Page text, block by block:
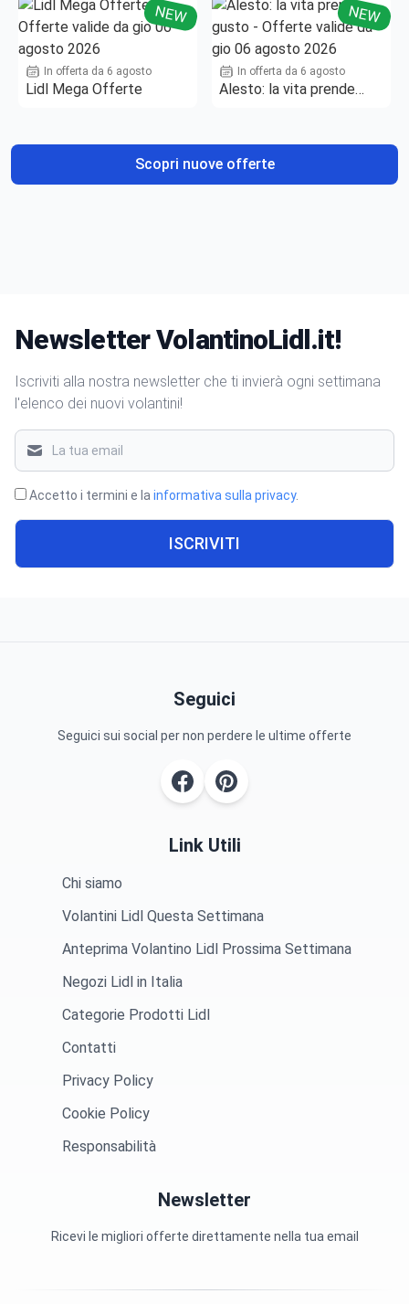
NEW
In offerta da 6 agosto
Lidl Mega Offerte
NEW
In offerta da 6 agosto
Alesto: la vita prende
Scopri nuove offerte
Newsletter VolantinoLidl.it!
Iscriviti alla nostra newsletter che ti invierà ogni settimana
l'elenco dei nuovi volantini!
Accetto i termini e la informativa sulla privacy.
ISCRIVITI
Seguici
Seguici sui social per non perdere le ultime offerte
Link Utili
Chi siamo
Volantini Lidl Questa Settimana
Anteprima Volantino Lidl Prossima Settimana
Negozi Lidl in Italia
Categorie Prodotti Lidl
Contatti
Privacy Policy
Cookie Policy
Responsabilità
Newsletter
Ricevi le migliori offerte direttamente nella tua email